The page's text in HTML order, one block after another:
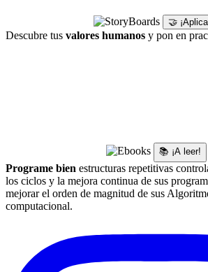
🤝
Descubre tus valores humanos y pon en
📚 ¡A leer!
Programe bien estructuras repetitivas
los ciclos y la mejora continua de sus
mejorar el orden de magnitud de sus
computacional.